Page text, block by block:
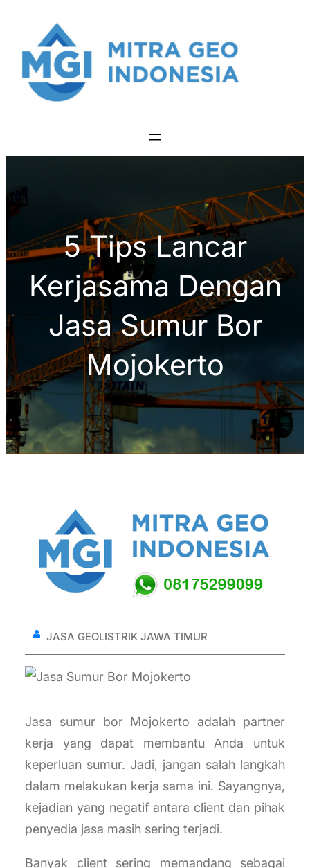
content
5 Tips Lancar
Kerjasama Dengan
Jasa Sumur Bor
Mojokerto
JASA GEOLISTRIK JAWA TIMUR
Jasa sumur bor Mojokerto adalah partner
kerja yang dapat membantu Anda untuk
keperluan sumur. Jadi, jangan salah langkah
dalam melakukan kerja sama ini. Sayangnya,
kejadian yang negatif antara client dan pihak
penyedia jasa masih sering terjadi.
Banyak client sering memandang sebagai